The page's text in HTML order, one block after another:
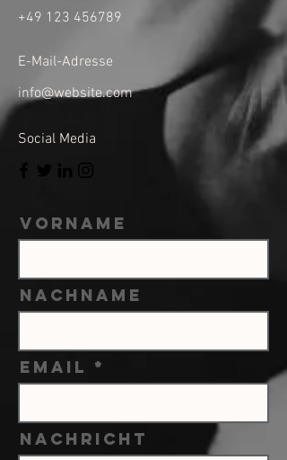
+49 123 456789
E-Mail-Adresse
info@website.com
Social Media
Vorname
Nachname
Email
Nachricht